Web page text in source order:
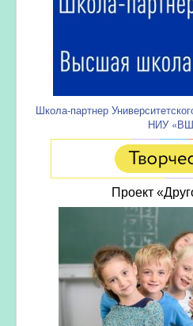
Школа-партнер
НИУ
Проект